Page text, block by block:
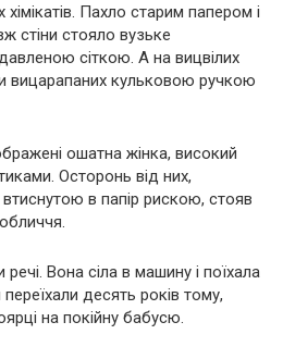
Пахло старим папером і
стіни стояло вузьке
сіткою. А на вицвілих
вицарапаних кульковою ручкою
ошатна жінка, високий
Осторонь від них,
в папір рискою, стояв
Вона сіла в машину і поїхала
десять років тому,
на покійну бабусю.